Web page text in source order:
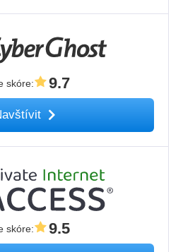
skóre: 9.7
skóre: 9.5